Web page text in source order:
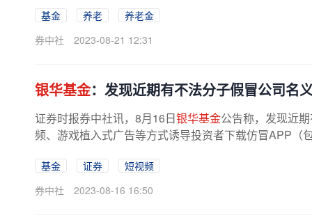
基金 养老
养老金
券中社
2023-08-21 12:31
银华基金：发现近期有不法分子假冒公司名
证券时报券中社讯，8月16日银华基金公告称，发现近
频、游戏植入式广告等方式诱导投资者下载仿冒APP（
基金 证券
短视频
券中社
2023-08-16 16:50